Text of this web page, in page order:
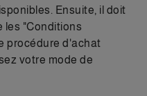
Ensuite, il doit
les "Conditions
procédure d'achat
votre mode de